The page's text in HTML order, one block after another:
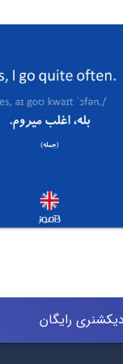
رایگان